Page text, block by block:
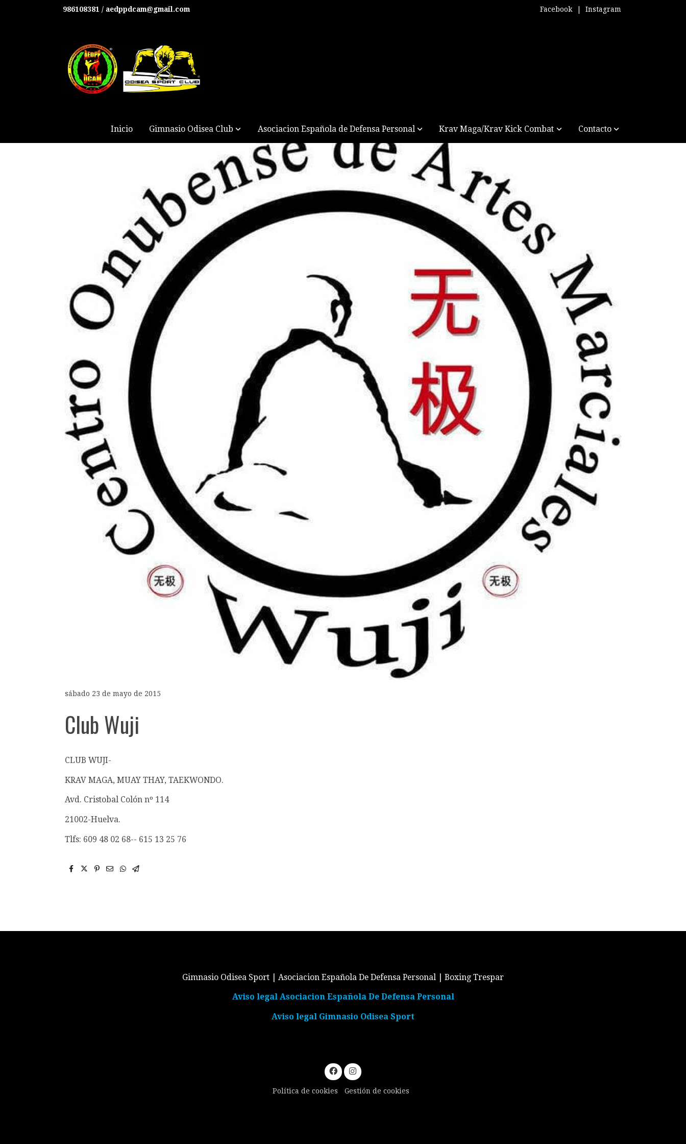
986108381 / aedppdcam@gmail.com Facebook Instagram
Inicio Gimnasio Odisea Club Asociacion Española de Defensa Personal Krav Maga/Krav Kick Combat Contacto
sábado 23 de mayo de 2015
Club Wuji
CLUB WUJI-
KRAV MAGA, MUAY THAY, TAEKWONDO.
Avd. Cristobal Colón nº 114
21002-Huelva.
Tlfs: 609 48 02 68-- 615 13 25 76
Gimnasio Odisea Sport | Asociacion Española De Defensa Personal | Boxing Trespar
Aviso legal Asociacion Española De Defensa Personal
Aviso legal Gimnasio Odisea Sport
Política de cookies Gestión de cookies